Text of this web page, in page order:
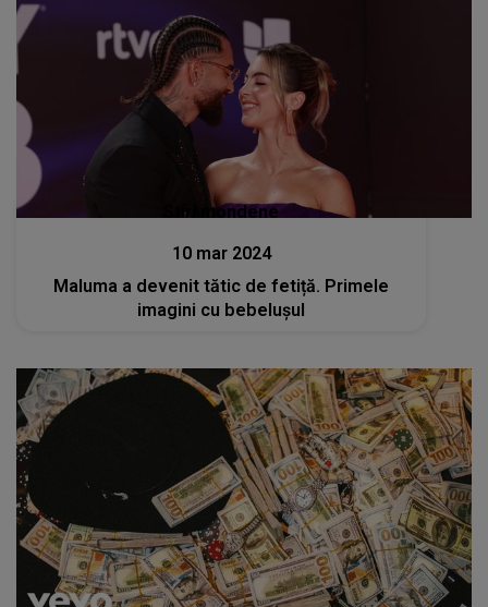
Stiri mondene
10 mar 2024
Maluma a devenit tătic de fetiță. Primele
imagini cu bebelușul